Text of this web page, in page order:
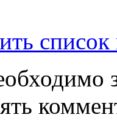
список